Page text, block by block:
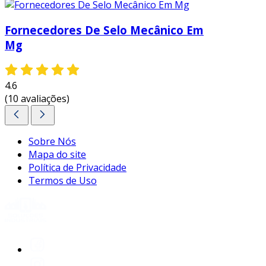
nossos clientes. a correta aplicação das gaxetas
e vedações industriais minas gerais não apenas
assegura a integridade dos sistemas, mas
também promove a sustentabilidade e a
eficiência operacional nas indústrias.
Fornecedores De Selo Mecânico Em
Mg
4.6
(10 avaliações)
Sobre Nós
Mapa do site
Política de Privacidade
Termos de Uso